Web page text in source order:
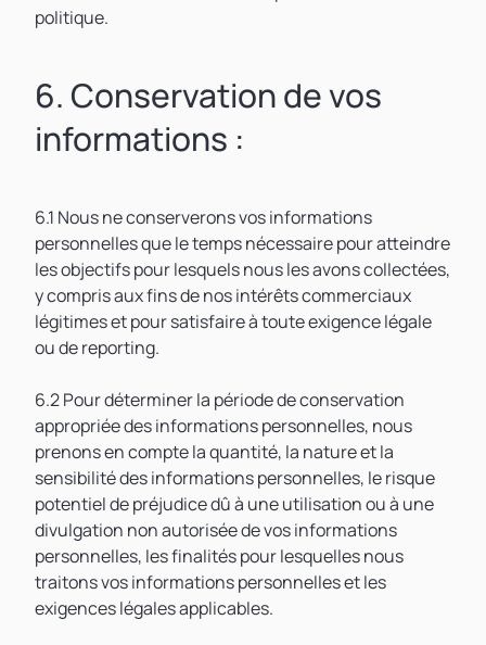
politique.
6. Conservation de vos
informations :
6.1 Nous ne conserverons vos informations
personnelles que le temps nécessaire pour atteindre
les objectifs pour lesquels nous les avons collectées,
y compris aux fins de nos intérêts commerciaux
légitimes et pour satisfaire à toute exigence légale
ou de reporting.
6.2 Pour déterminer la période de conservation
appropriée des informations personnelles, nous
prenons en compte la quantité, la nature et la
sensibilité des informations personnelles, le risque
potentiel de préjudice dû à une utilisation ou à une
divulgation non autorisée de vos informations
personnelles, les finalités pour lesquelles nous
traitons vos informations personnelles et les
exigences légales applicables.